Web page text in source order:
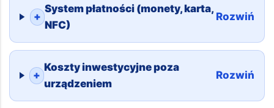
+
System płatności (monety, karta,
NFC)
Rozwiń
+
Koszty inwestycyjne poza
urządzeniem
Rozwiń